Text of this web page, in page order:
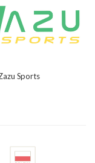
Sports